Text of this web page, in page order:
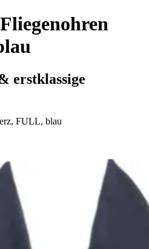
Fliegenohren
erstklassige
FULL, blau